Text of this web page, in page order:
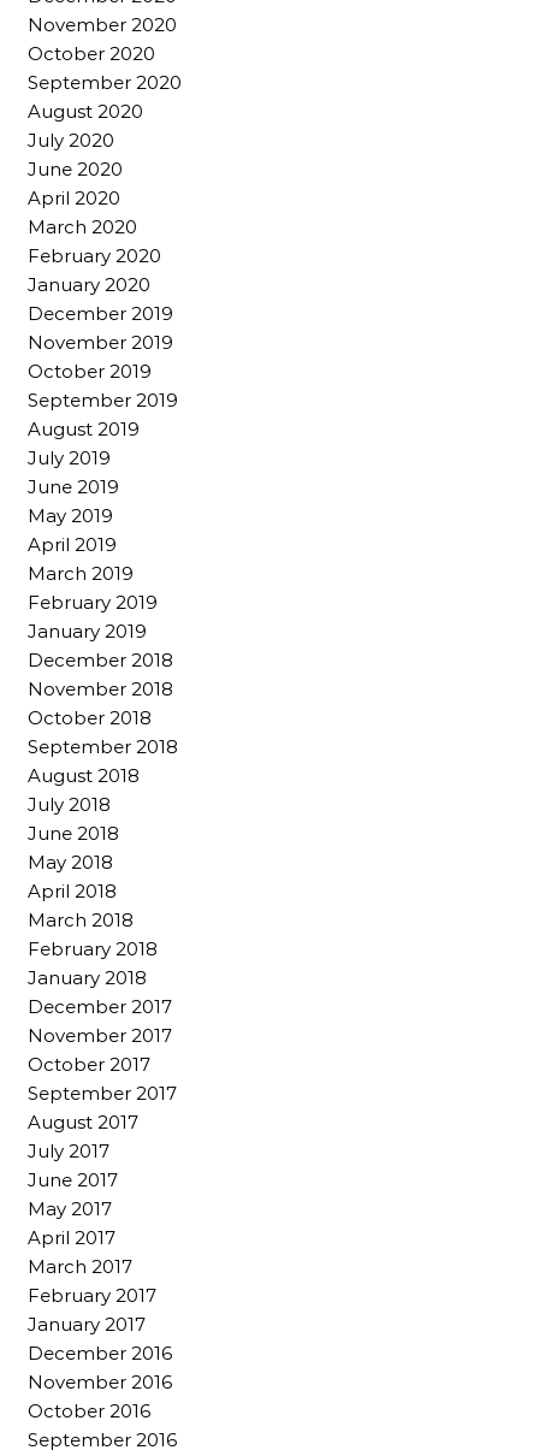
November 2020
October 2020
September 2020
August 2020
July 2020
June 2020
April 2020
March 2020
February 2020
January 2020
December 2019
November 2019
October 2019
September 2019
August 2019
July 2019
June 2019
May 2019
April 2019
March 2019
February 2019
January 2019
December 2018
November 2018
October 2018
September 2018
August 2018
July 2018
June 2018
May 2018
April 2018
March 2018
February 2018
January 2018
December 2017
November 2017
October 2017
September 2017
August 2017
July 2017
June 2017
May 2017
April 2017
March 2017
February 2017
January 2017
December 2016
November 2016
October 2016
September 2016